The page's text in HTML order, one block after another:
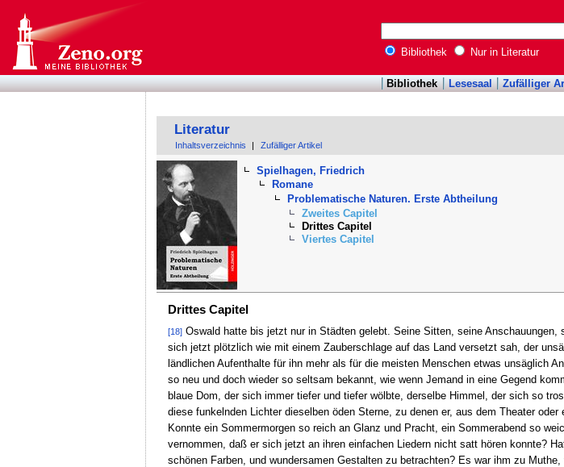
Bibliothek Nur in Literatur
Bibliothek Lesesaal Zufälliger
Literatur
Inhaltsverzeichnis Zufälliger Artikel
Spielhagen, Friedrich
Romane
Problematische Naturen. Erste Abtheilung
Zweites Capitel
Drittes Capitel
Viertes Capitel
Drittes Capitel
[18]Oswald hatte bis jetzt nur in Städten gelebt. Seine Sitten, seine
sich jetzt plötzlich wie mit einem Zauberschlage auf das Land versetzt sah, der
ländlichen Aufenthalte für ihn mehr als für die meisten Menschen etwas unsäglich
so neu und doch wieder so seltsam bekannt, wie wenn Jemand in eine Gegend
blaue Dom, der sich immer tiefer und tiefer wölbte, derselbe Himmel, der sich so
diese funkelnden Lichter dieselben öden Sterne, zu denen er, aus dem Theater
Konnte ein Sommermorgen so reich an Glanz und Pracht, ein Sommerabend so
vernommen, daß er sich jetzt an ihren einfachen Liedern nicht satt hören konnte?
schönen Farben, und wundersamen Gestalten zu betrachten? Es war ihm zu